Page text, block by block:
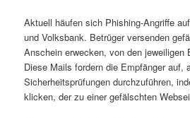
Aktuell häufen sich Phishing-Angriffe
und Volksbank. Betrüger versenden
Anschein erwecken, von den jeweiligen
Diese Mails fordern die Empfänger auf,
Sicherheitsprüfungen durchzuführen,
klicken, der zu einer gefälschten